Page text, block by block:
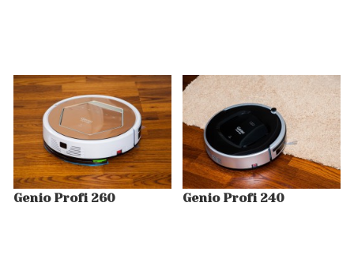
Genio Profi 260 Genio Profi 240